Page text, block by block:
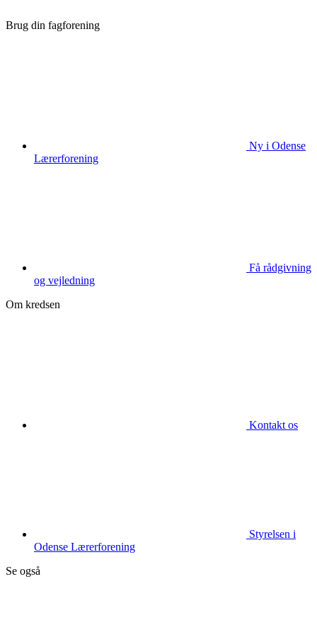
Brug din fagforening
Ny i Odense
Lærerforening
Få rådgivning
og vejledning
Om kredsen
Kontakt os
Styrelsen i
Odense Lærerforening
Se også